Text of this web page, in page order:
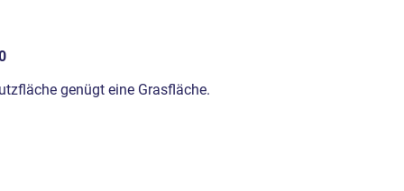
genügt eine Grasfläche.